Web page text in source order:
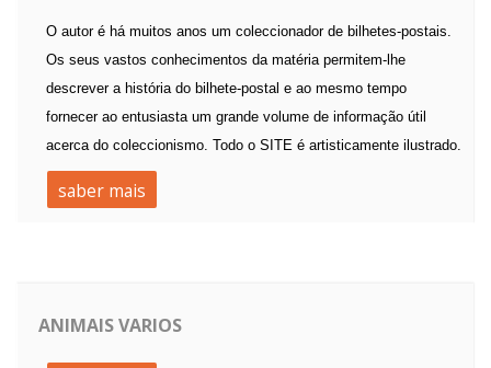
O autor é há muitos anos um coleccionador de bilhetes-postais.
Os seus vastos conhecimentos da matéria permitem-lhe
descrever a história do bilhete-postal e ao mesmo tempo
fornecer ao entusiasta um grande volume de informação útil
acerca do coleccionismo. Todo o SITE é artisticamente ilustrado.
saber mais
ANIMAIS VARIOS